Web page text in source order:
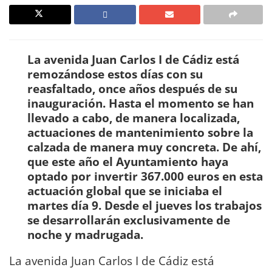
La avenida Juan Carlos I de Cádiz está
remozándose estos días con su
reasfaltado, once años después de su
inauguración. Hasta el momento se han
llevado a cabo, de manera localizada,
actuaciones de mantenimiento sobre la
calzada de manera muy concreta. De ahí,
que este año el Ayuntamiento haya
optado por invertir 367.000 euros en esta
actuación global que se iniciaba el
martes día 9. Desde el jueves los trabajos
se desarrollarán exclusivamente de
noche y madrugada.
La avenida Juan Carlos I de Cádiz está